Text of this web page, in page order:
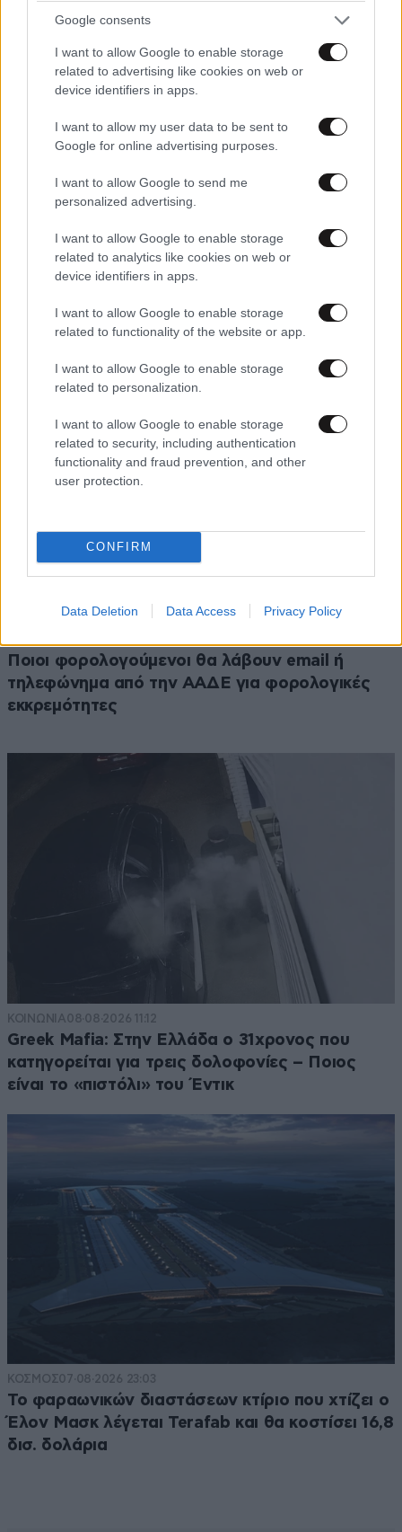
Google consents
I want to allow Google to enable storage
related to advertising like cookies on web or
device identifiers in apps.
I want to allow my user data to be sent to
Google for online advertising purposes.
I want to allow Google to send me
personalized advertising.
I want to allow Google to enable storage
related to analytics like cookies on web or
device identifiers in apps.
I want to allow Google to enable storage
related to functionality of the website or app.
I want to allow Google to enable storage
related to personalization.
I want to allow Google to enable storage
related to security, including authentication
functionality and fraud prevention, and other
user protection.
CONFIRM
Data Deletion Data Access Privacy Policy
LIFESTYLE08·08·2026 11:32
Αθηνά Οικονομάκου – Μπρούνο Τσερέλα: Ο
μήνας του μέλιτος συνεχίζεται – Από τη
Ποιοι φορολογούμενοι θα λάβουν email ή
τηλεφώνημα από την ΑΑΔΕ για φορολογικές
εκκρεμότητες
ΚΟΙΝΩΝΙΑ08·08·2026 11:12
Greek Mafia: Στην Ελλάδα ο 31χρονος που
κατηγορείται για τρεις δολοφονίες – Ποιος
είναι το «πιστόλι» του Έντικ
ΚΟΣΜΟΣ07·08·2026 23:03
Το φαραωνικών διαστάσεων κτίριο που χτίζει ο
Έλον Μασκ λέγεται Terafab και θα κοστίσει 16,8
δισ. δολάρια